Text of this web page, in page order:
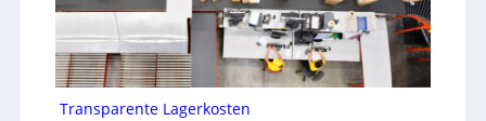
Transparente Lagerkosten